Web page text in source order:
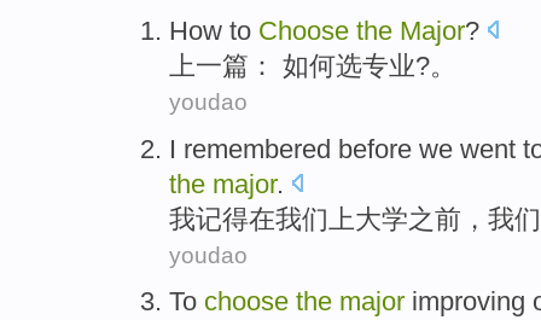
How to Choose the Major?
上一篇： 如何选专业?。
youdao
I remembered before we went
the major.
我记得在我们 上大学之前 ，我们
youdao
To choose the major improving